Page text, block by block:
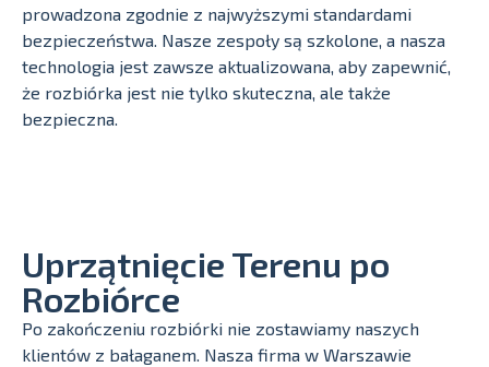
prowadzona zgodnie z najwyższymi standardami
bezpieczeństwa. Nasze zespoły są szkolone, a nasza
technologia jest zawsze aktualizowana, aby zapewnić,
że rozbiórka jest nie tylko skuteczna, ale także
bezpieczna.
Uprzątnięcie Terenu po
Rozbiórce
Po zakończeniu rozbiórki nie zostawiamy naszych
klientów z bałaganem. Nasza firma w Warszawie